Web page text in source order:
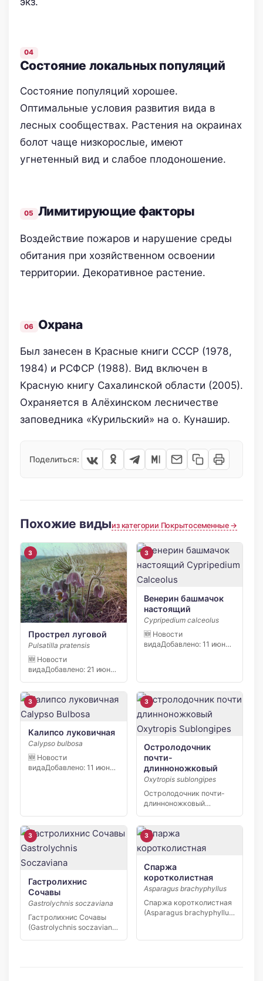
Состояние локальных популяций
Состояние популяций хорошее.
Оптимальные условия развития вида в
лесных сообществах. Растения на окраинах
болот чаще низкорослые, имеют
угнетенный вид и слабое плодоношение.
Лимитирующие факторы
Воздействие пожаров и нарушение среды
обитания при хозяйственном освоении
территории. Декоративное растение.
Oхранa
Был занесен в Красные книги СССР (1978,
1984) и РСФСР (1988). Вид включен в
Красную книгу Сахалинской области (2005).
Охраняется в Алёхинском лесничестве
заповедника «Курильский» на о. Кунашир.
Поделиться:
Похожие видыиз категории Покрытосеменные →
3
Прострел луговой
Pulsatilla pratensis
🆕 Новости
видаДобавлено: 21 июня
3
Венерин башмачок
настоящий
Cypripedium calceolus
🆕 Новости
видаДобавлено: 11 июня
3
Калипсо луковичная
Calypso bulbosa
🆕 Новости
видаДобавлено: 11 июня
3
Остролодочник
почти-
длинноножковый
Oxytropis sublongipes
Остролодочник почти-
длинноножковый
узколокальный эндемик
Якутии,…
3
Гастролихнис
Сочавы
Gastrolychnis soczaviana
Гастролихнис Сочавы
(Gastrolychnis soczaviana)
3
Спаржа
коротколистная
Asparagus brachyphyllus
Спаржа коротколистная
(Asparagus brachyphyllus)